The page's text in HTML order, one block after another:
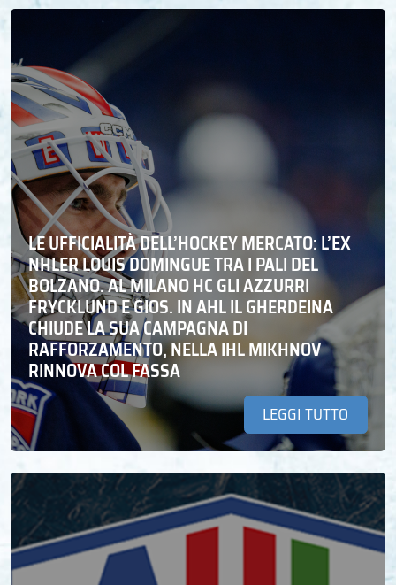
LE UFFICIALITÀ DELL’HOCKEY MERCATO: L’EX
NHLER LOUIS DOMINGUE TRA I PALI DEL
BOLZANO. AL MILANO HC GLI AZZURRI
FRYCKLUND E GIOS. IN AHL IL GHERDEINA
CHIUDE LA SUA CAMPAGNA DI
RAFFORZAMENTO, NELLA IHL MIKHNOV
RINNOVA COL FASSA
LEGGI TUTTO